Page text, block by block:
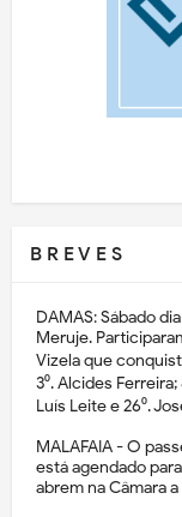
B R E V E S
DAMAS: Sábado
Meruje.
Vizela que
3⁰. Alcides Ferreira;
Luís Leite e 26⁰.
MALAFAIA - O
está agendado
abrem na Câmara